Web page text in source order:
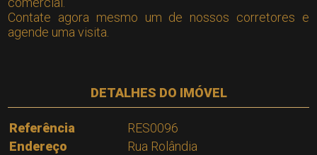
Contate agora mesmo um de nossos corretores e
agende uma visita.
DETALHES DO IMÓVEL
Referência
RES0096
Endereço
Rua Rolândia